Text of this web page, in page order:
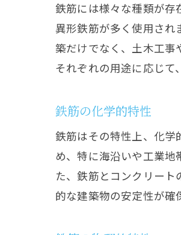
鉄筋には様々な種類が存
異形鉄筋が多く使用され
築だけでなく、土木工事
それぞれの用途に応じて
鉄筋の化学的特性
鉄筋はその特性上、化学
め、特に海沿いや工業地
た、鉄筋とコンクリー
的な建築物の安定性が確